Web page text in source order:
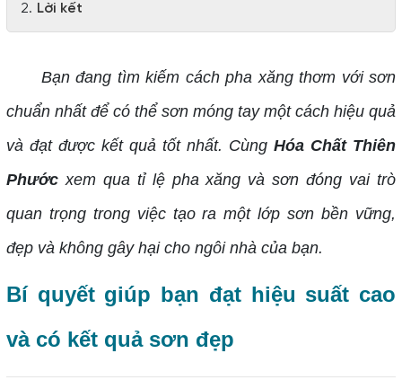
Lời kết
Bạn đang tìm kiếm cách pha xăng thơm với sơn
chuẩn nhất để có thể sơn móng tay một cách hiệu quả
và đạt được kết quả tốt nhất. CùngHóa Chất Thiên
Phướcxem qua tỉ lệ pha xăng và sơn đóng vai trò
quan trọng trong việc tạo ra một lớp sơn bền vững,
đẹp và không gây hại cho ngôi nhà của bạn.
Bí quyết giúp bạn đạt hiệu suất cao
và có kết quả sơn đẹp